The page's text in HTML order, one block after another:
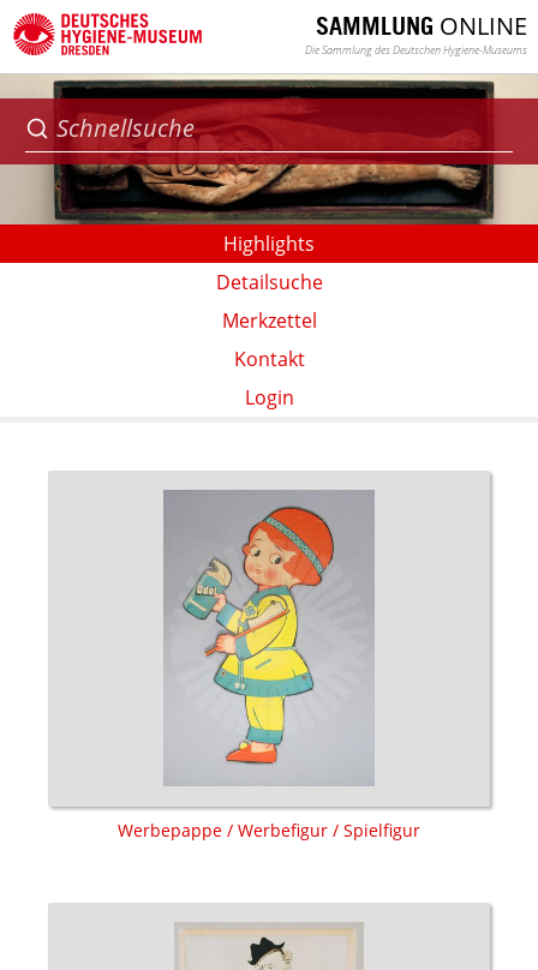
SAMMLUNG ONLINE
Die Sammlung des Deutschen Hygiene-Museums
Highlights
Detailsuche
Merkzettel
Kontakt
Login
Werbepappe / Werbefigur / Spielfigur